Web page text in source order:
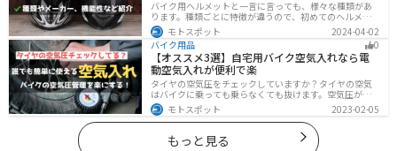
バイク用ヘルメットと一言に言っても、様々な種類があ
ります。種類ごとに特徴が違うので、初めてのヘルメッ
ト選びで失敗しないように、しっかりと理解して選ぶよ
うにしましょう。この記事では、特徴やメリットデメリ
ット、有名メーカーなど初心者が知っておくべきことを
まとめました。
モトスポット
2024-04-02
バイク用品
0
【オススメ3選】自宅用バイク空気入れなら電
動空気入れが便利で楽
タイヤの空気圧をチェックしていますか？タイヤの空気
はバイクに乗っても乗らなくても抜けます。空気圧が下
がると走行性能・燃費・安全性に影響します。空気圧は
常に自分で管理できるようにしておきましょう。楽に使
えるオススメ空気入れをまとめたので、参考にしてくだ
さい。
モトスポット 2023-02-05
もっと見る